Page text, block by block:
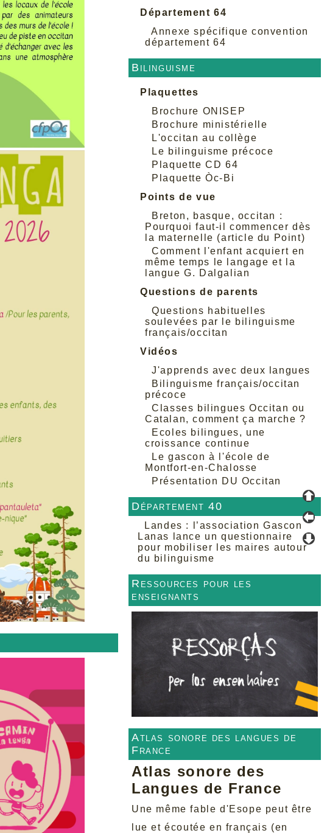
Département 64
Annexe spécifique convention
département 64
Bilinguisme
Plaquettes
Brochure ONISEP
Brochure ministérielle
L'occitan au collège
Le bilinguisme précoce
Plaquette CD 64
Plaquette Òc-Bi
Points de vue
Breton, basque, occitan :
Pourquoi faut-il commencer dès
la maternelle (article du Point)
Comment l'enfant acquiert en
même temps le langage et la
langue G. Dalgalian
Questions de parents
Questions habituelles
soulevées par le bilinguisme
français/occitan
Vidéos
J'apprends avec deux langues
Bilinguisme français/occitan
précoce
Classes bilingues Occitan ou
Catalan, comment ça marche ?
Ecoles bilingues, une
croissance continue
Le gascon à l'école de
Montfort-en-Chalosse
Présentation DU Occitan
Département 40
Landes : l’association Gascon
Lanas lance un questionnaire
pour mobiliser les maires autour
du bilinguisme
Ressources pour les
enseignants
Atlas sonore des langues de
France
Atlas sonore des
Langues de France
Une même fable d'Esope peut être
lue et écoutée en français (en